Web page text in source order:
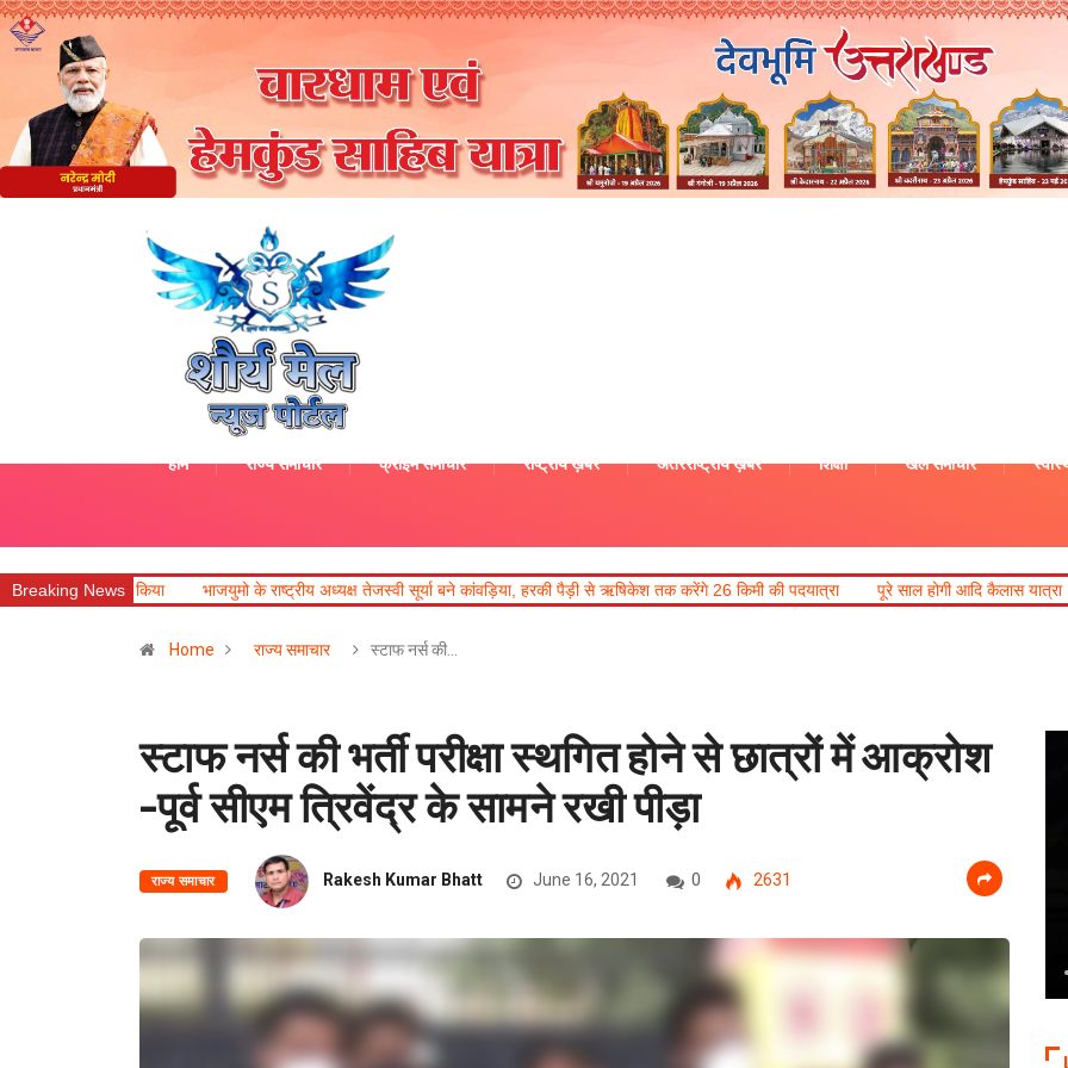
होम राज्य समाचार क्राइम समाचार राष्ट्रीय ख़बरें अंतरराष्ट्रीय ख़बरें शिक्षा खेल समाचार
Breaking News
किया भाजयुमो के राष्ट्रीय अध्यक्ष तेजस्वी सूर्या बने कांवड़िया, हरकी पैड़ी से ऋषिकेश तक करेंगे 26 किमी की पदयात्रा पूरे साल होगी आदि कैलास यात्रा हरिद्वार में
Home राज्य समाचार स्टाफ नर्स की…
स्टाफ नर्स की भर्ती परीक्षा स्थगित होने से छात्रों में आक्रोश
-पूर्व सीएम त्रिवेंद्र के सामने रखी पीड़ा
राज्य समाचार Rakesh Kumar Bhatt June 16, 2021 0 2631